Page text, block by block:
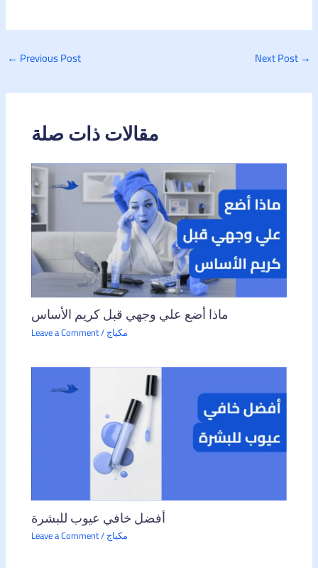
← Previous Post Next Post →
مقالات ذات صلة
ماذا أضع علي وجهي قبل كريم الأساس
Leave a Comment/مكياج
أفضل خافي عيوب للبشرة
Leave a Comment/مكياج